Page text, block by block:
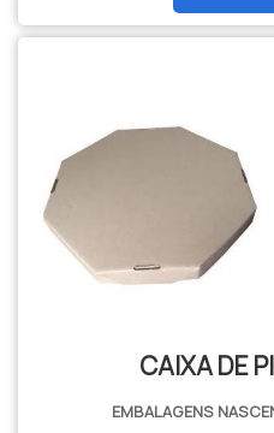
empresa altamente
Embalagens Nascente.
CAIXA DE
EMBALAGENS